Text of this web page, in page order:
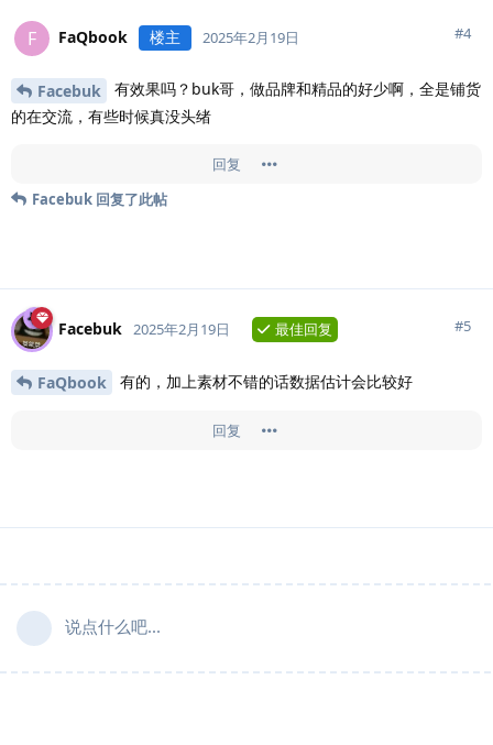
F FaQbook 楼主 2025年2月19日 #4
Facebuk
有效果吗？buk哥，做品牌和精品的好少啊，全是铺货
的在交流，有些时候真没头绪
回复
Facebuk 回复了此帖
Facebuk 2025年2月19日 #5
最佳回复
FaQbook 有的，加上素材不错的话数据估计会比较好
回复
说点什么吧...